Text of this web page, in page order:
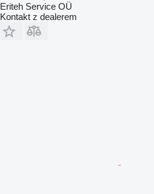
Eriteh Service OÜ
Kontakt z dealerem